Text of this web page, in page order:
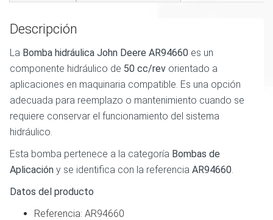
Descripción
La Bomba hidráulica John Deere AR94660 es un
componente hidráulico de 50 cc/rev orientado a
aplicaciones en maquinaria compatible. Es una opción
adecuada para reemplazo o mantenimiento cuando se
requiere conservar el funcionamiento del sistema
hidráulico.
Esta bomba pertenece a la categoría Bombas de
Aplicación y se identifica con la referencia AR94660.
Datos del producto
Referencia: AR94660